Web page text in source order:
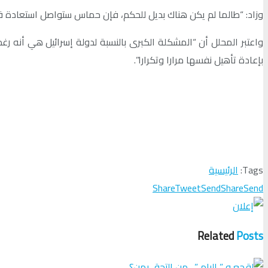
وزاد: “طالما لم يكن هناك بديل للحكم، فإن حماس ستواصل استعادة
واعتبر المحلل أن “المشكلة الكبرى بالنسبة لدولة إسرائيل هي
بإعادة تأهيل نفسها مرارا وتكرارا”.
Tags: الرئيسية
ShareTweetSendShareSend
RelatedPosts